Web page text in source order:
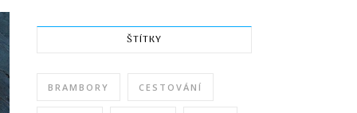
ŠTÍTKY
BRAMBORY CESTOVÁNÍ